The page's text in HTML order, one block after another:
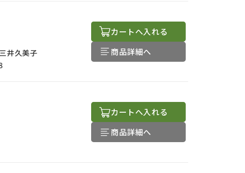
井久美子
カートへ入れる
商品詳細へ
カートへ入れる
商品詳細へ